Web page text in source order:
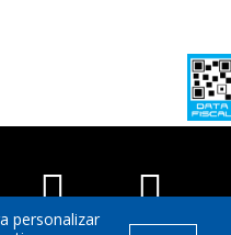
personalizar